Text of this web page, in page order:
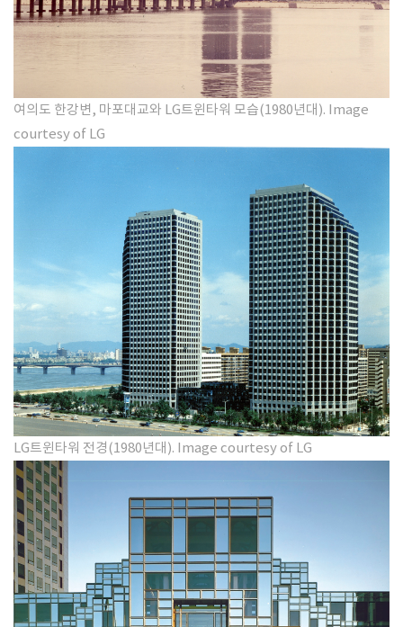
여의도 한강변, 마포대교와 LG트윈타워 모습(1980년대). Image
courtesy of LG
LG트윈타워 전경(1980년대). Image courtesy of LG